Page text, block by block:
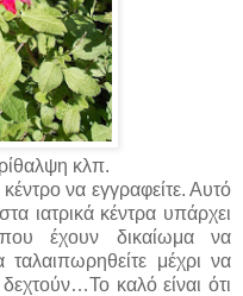
κλπ.
κέντρο να εγγραφείτε. Αυτό
ιατρικά κέντρα υπάρχει
έχουν δικαίωμα να
μέχρι να
καλό είναι ότι